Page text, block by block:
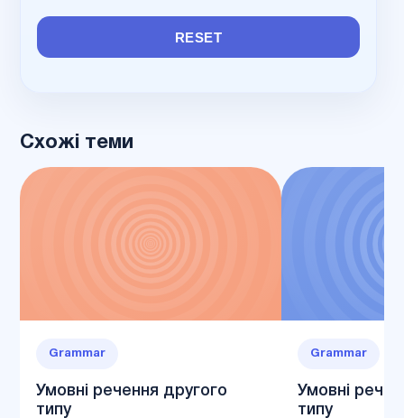
RESET
Схожі теми
Grammar
Умовні речення другого
типу
Grammar
Умовні
типу